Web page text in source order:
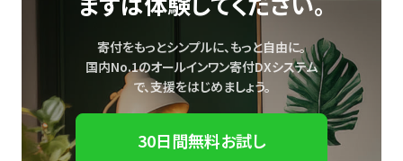
寄付をもっとシンプルに、もっと自由に。
国内No.1のオールインワン寄付DXシステム
で、支援をはじめましょう。
30日間無料お試し